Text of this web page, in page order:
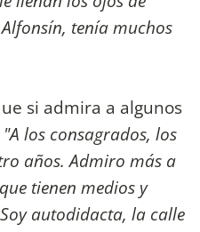
tenía muchos
si admira a algunos
"A los consagrados, los
años. Admiro más a
tienen medios y
autodidacta, la calle